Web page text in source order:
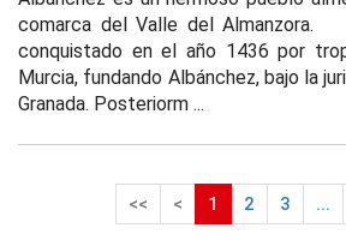
comarca del Valle del
conquistado en el año 1436 por
Murcia, fundando Albánchez, bajo la
Granada. Posteriorm ...
<< < 1 2 3 ...